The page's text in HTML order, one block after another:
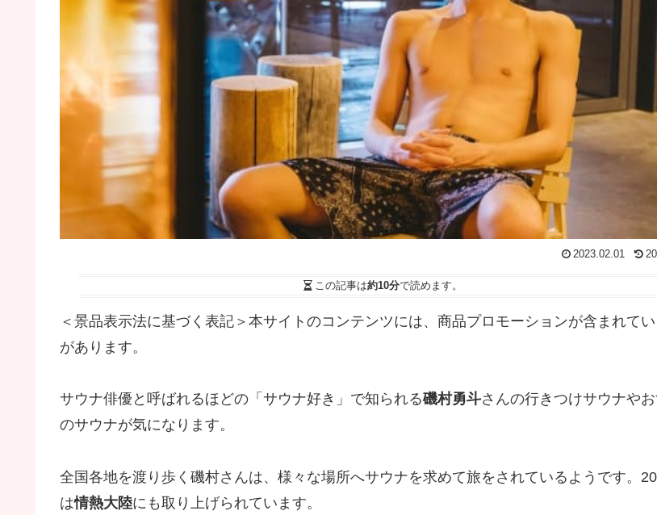
2023.02.01
この記事は約10分で読めます。
＜景品表示法に基づく表記＞本サイトのコンテンツには、商品プロモーションが含まれて
があります。
サウナ俳優と呼ばれるほどの「サウナ好き」で知られる磯村勇斗さんの行きつけサウナや
のサウナが気になります。
全国各地を渡り歩く磯村さんは、様々な場所へサウナを求めて旅をされているようです。
は情熱大陸にも取り上げられています。